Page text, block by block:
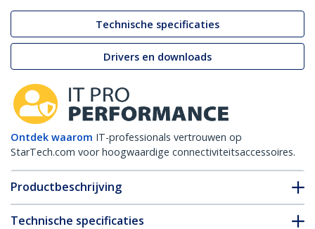
Technische specificaties
Drivers en downloads
Ontdek waarom IT-professionals vertrouwen op
StarTech.com voor hoogwaardige connectiviteitsaccessoires.
Productbeschrijving
Technische specificaties